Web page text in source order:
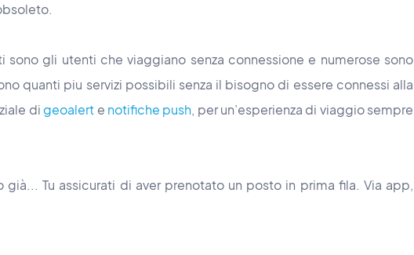
gli utenti che viaggiano senza connessione e numerose sono
quanti piu servizi possibili senza il bisogno di essere connessi alla
di geoalert e notifiche push, per un’esperienza di viaggio sempre
Tu assicurati di aver prenotato un posto in prima fila. Via app,